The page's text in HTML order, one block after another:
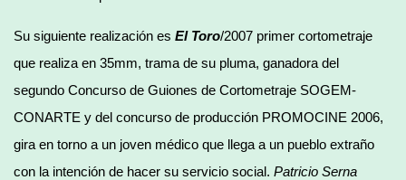
Su siguiente realización es El Toro/2007 primer cortometraje
que realiza en 35mm, trama de su pluma, ganadora del
segundo Concurso de Guiones de Cortometraje SOGEM-
CONARTE y del concurso de producción PROMOCINE 2006,
gira en torno a un joven médico que llega a un pueblo extraño
con la intención de hacer su servicio social. Patricio Serna